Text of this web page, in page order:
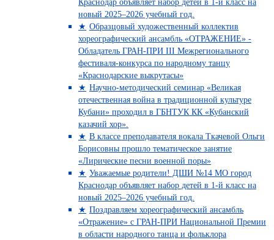
Краснодар объявляет набор детей в 1-й класс на
новый 2025–2026 учебный год.
Образцовый художественный коллектив
хореографический ансамбль «ОТРАЖЕНИЕ» -
Обладатель ГРАН-ПРИ III Межрегионального
фестиваля-конкурса по народному танцу
«Краснодарские выкрутасы»
Научно-методический семинар «Великая
отечественная война в традиционной культуре
Кубани» проходил в ГБНТУК КК «Кубанский
казачий хор».
В классе преподавателя вокала Ткачевой Ольги
Борисовны прошло тематическое занятие
«Лирические песни военной поры»
Уважаемые родители! ДШИ №14 МО город
Краснодар объявляет набор детей в 1-й класс на
новый 2025–2026 учебный год.
Поздравляем хореографический ансамбль
«Отражение» с ГРАН-ПРИ Национальной Премии
в области народного танца и фольклора